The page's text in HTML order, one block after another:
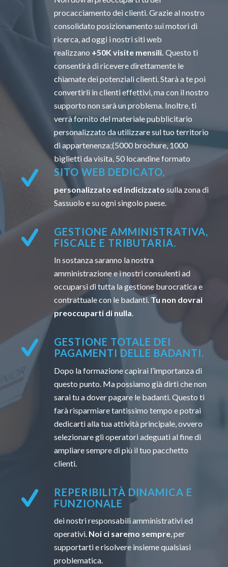
procacciamento dei clienti. Grazie al nostro
consolidato posizionamento sui motori di
ricerca, ad oggi i nostri siti web
realizzano +50K visite mensili. Questo ti
consentirà di ricevere direttamente le
chiamate dei potenziali clienti. Starà a te poi
convertirli in clienti effettivi, ma con il nostro
supporto non sarà un problema. Inoltre, ti
verrà fornito del materiale pubblicitario
personalizzato da utilizzare sul tuo territorio
di appartenenza;(5000 brochure, 1000
biglietti da visita, 50 locandine formato
SITO WEB DEDICATO,
personalizzato ed indicizzato sulla zona di
Sassuolo e su ogni singolo paese.
GESTIONE AMMINISTRATIVA,
FISCALE E TRIBUTARIA.
In sostanza saranno la nostra
amministrazione e i nostri consulenti ad
occuparsi di tutta la gestione burocratica e
contrattuale con le badanti. Tu non dovrai
preoccuparti di nulla.
GESTIONE TOTALE DEI
PAGAMENTI DELLE BADANTI.
Dopo la formazione capirai l’importanza di
questo punto. Ma possiamo già dirti che non
sarai tu a dover pagare le badanti. Questo ti
farà risparmiare tantissimo tempo e potrai
dedicarti alla tua attività principale, ovvero
selezionare gli operatori adeguati al fine di
ampliare sempre di più il tuo pacchetto
clienti.
REPERIBILITÀ DINAMICA E
FUNZIONALE
dei nostri responsabili amministrativi ed
operativi. Noi ci saremo sempre, per
supportarti e risolvere insieme qualsiasi
problematica.